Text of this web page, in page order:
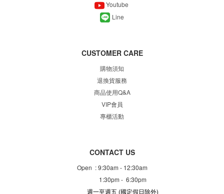
Youtube
Line
CUSTOMER CARE
購物須知
退換貨服務
商品使用Q&A
VIP會員
專櫃活動
CONTACT US
Open : 9:30am - 12:30am
1:30pm - 6:30pm
週一至週五 (國定假日除外)